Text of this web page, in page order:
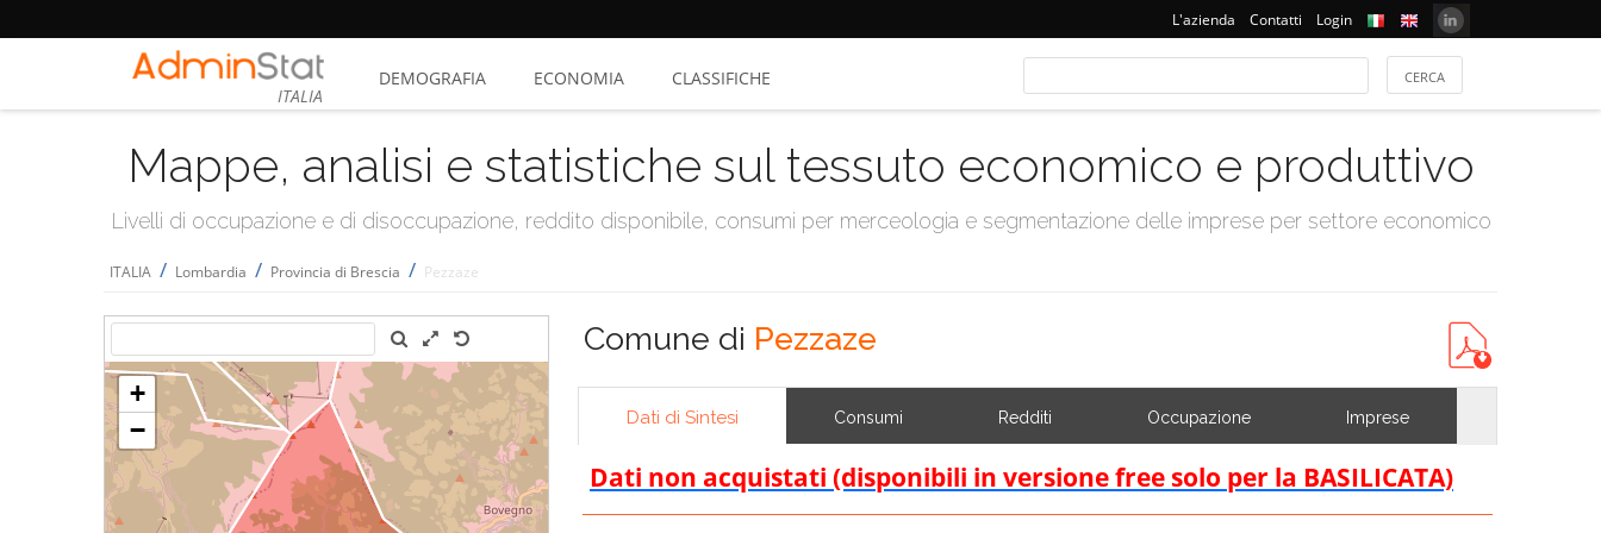
L'azienda Contatti Login
ITALIA
DEMOGRAFIA ECONOMIA CLASSIFICHE
Mappe, analisi e statistiche sul tessuto economico e produttivo
Livelli di occupazione e di disoccupazione, reddito disponibile, consumi per merceologia e segmentazione delle imprese per settore economico
ITALIA / Lombardia / Provincia di Brescia / Pezzaze
Comune di Pezzaze
Dati di Sintesi Consumi Redditi Occupazione Imprese
Dati non acquistati (disponibili in versione free solo per la BASILICATA)